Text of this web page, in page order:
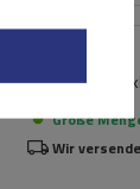
165,49 €
Große
Wir